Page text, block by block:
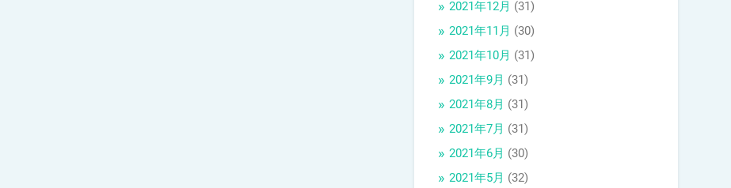
2021年12月 (31)
2021年11月 (30)
2021年10月 (31)
2021年9月 (31)
2021年8月 (31)
2021年7月 (31)
2021年6月 (30)
2021年5月 (32)